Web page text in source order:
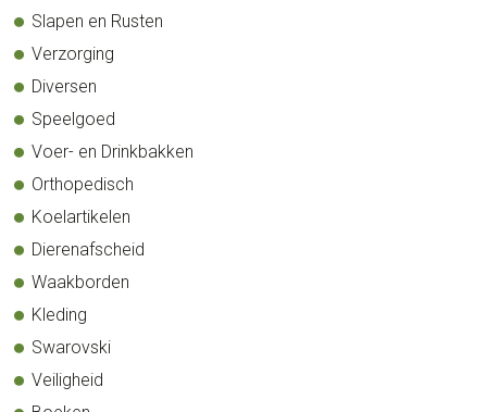
Slapen en Rusten
Verzorging
Diversen
Speelgoed
Voer- en Drinkbakken
Orthopedisch
Koelartikelen
Dierenafscheid
Waakborden
Kleding
Swarovski
Veiligheid